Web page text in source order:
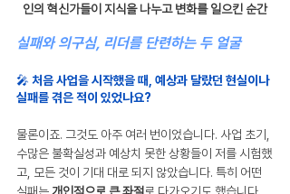
인의 혁신가들이 지식을 나누고 변화를 일으킨 순간
실패와 의구심, 리더를 단련하는 두 얼굴
🎤 처음 사업을 시작했을 때, 예상과 달랐던 현실이나
실패를 겪은 적이 있었나요?
물론이죠. 그것도 아주 여러 번이었습니다. 사업 초기,
수많은 불확실성과 예상치 못한 상황들이 저를 시험했
고, 모든 것이 기대 대로 되지 않았습니다. 특히 어떤
실패는 개인적으로 큰 좌절로 다가오기도 했습니다.